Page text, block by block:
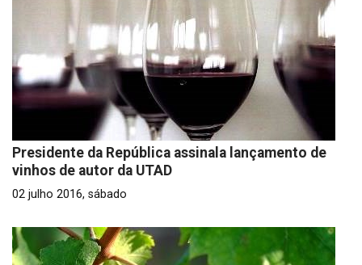
Presidente da República assinala lançamento de
vinhos de autor da UTAD
02 julho 2016, sábado